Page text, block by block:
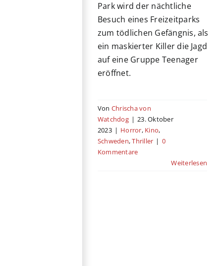
Park wird der nächtliche
Besuch eines Freizeitparks
zum tödlichen Gefängnis, als
ein maskierter Killer die Jagd
auf eine Gruppe Teenager
eröffnet.
Von Chrischa von
Watchdog | 23. Oktober
2023 | Horror, Kino,
Schweden,Thriller | 0
Kommentare
Weiterlesen